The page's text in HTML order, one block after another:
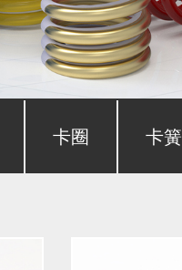
卡圈 卡簧